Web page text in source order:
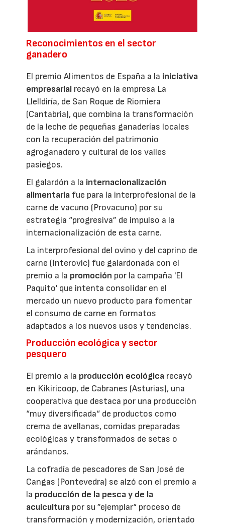
Reconocimientos en el sector
ganadero
El premio Alimentos de España a la iniciativa
empresarial recayó en la empresa La
Llelldiría, de San Roque de Riomiera
(Cantabria), que combina la transformación
de la leche de pequeñas ganaderías locales
con la recuperación del patrimonio
agroganadero y cultural de los valles
pasiegos.
El galardón a la internacionalización
alimentaria fue para la interprofesional de la
carne de vacuno (Provacuno) por su
estrategia “progresiva” de impulso a la
internacionalización de esta carne.
La interprofesional del ovino y del caprino de
carne (Interovic) fue galardonada con el
premio a la promoción por la campaña 'El
Paquito' que intenta consolidar en el
mercado un nuevo producto para fomentar
el consumo de carne en formatos
adaptados a los nuevos usos y tendencias.
Producción ecológica y sector
pesquero
El premio a la producción ecológica recayó
en Kikiricoop, de Cabranes (Asturias), una
cooperativa que destaca por una producción
“muy diversificada“ de productos como
crema de avellanas, comidas preparadas
ecológicas y transformados de setas o
arándanos.
La cofradía de pescadores de San José de
Cangas (Pontevedra) se alzó con el premio a
la producción de la pesca y de la
acuicultura por su ”ejemplar“ proceso de
transformación y modernización, orientado